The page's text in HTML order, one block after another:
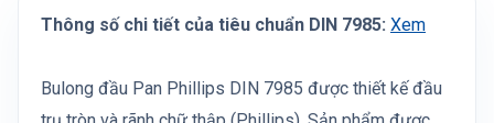
Thông số chi tiết của tiêu chuẩn DIN 7985: Xem
Bulong đầu Pan Phillips DIN 7985 được thiết kế đầu